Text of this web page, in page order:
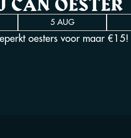
CAN OESTER
5 AUG
oesters voor maar €15!